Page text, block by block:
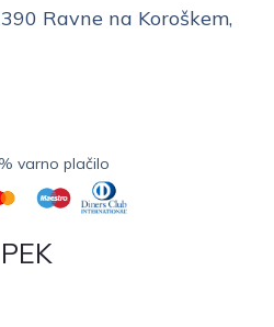
Ravne na Koroškem,
varno plačilo